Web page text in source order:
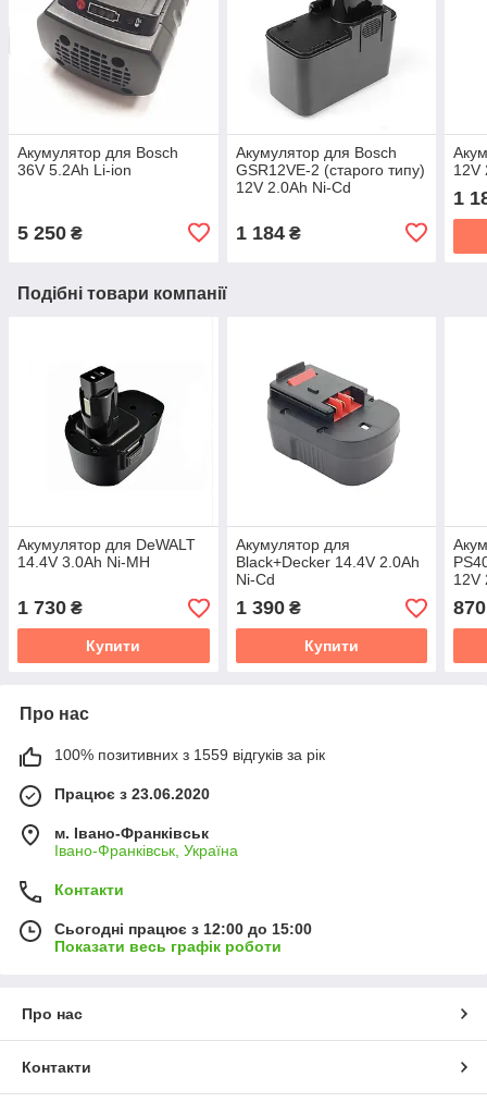
Акумулятор для Bosch
36V 5.2Ah Li-ion
5 250 ₴
Акумулятор для Bosch
GSR12VE-2 (старого типу)
12V 2.0Ah Ni-Cd
1 184₴
12V
1
Подібні товари компанії
Акумулятор для DeWALT
14.4V 3.0Ah Ni-MH
1 730 ₴
Купити
Акумулятор для
Black+Decker 14.4V 2.0Ah
Ni-Cd
1 390₴
Купити
12V
870
Про нас
100% позитивних з 1559 відгуків за рік
Працює з 23.06.2020
м. Івано-Франківськ
Івано-Франківськ, Україна
Контакти
Сьогодні працює з 12:00 до 15:00
Показати весь графік роботи
Про нас
Контакти